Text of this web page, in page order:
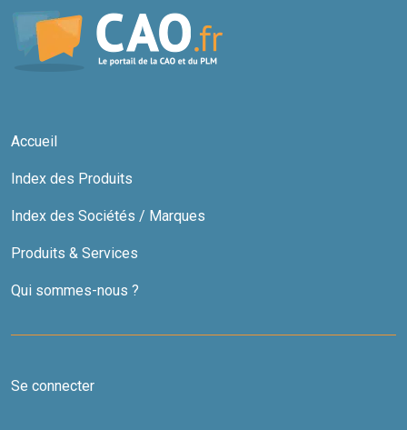
Accueil
Index des Produits
Index des Sociétés / Marques
Produits & Services
Qui sommes-nous ?
Se connecter